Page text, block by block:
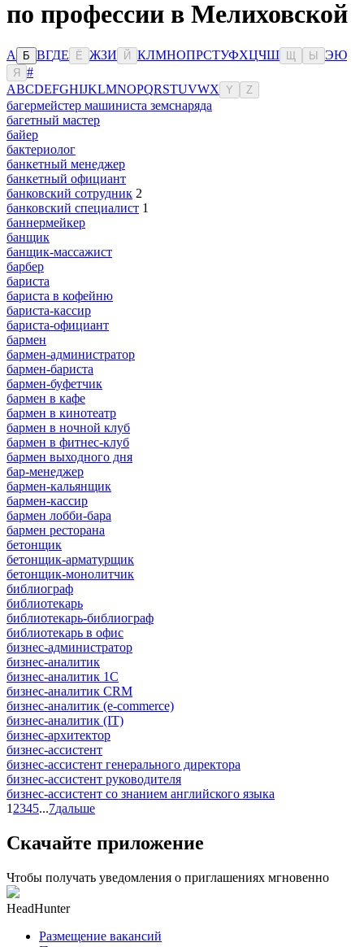
по профессии в Мелиховской
А Б ВГДЕ Ё ЖЗИ Й КЛМНОПРСТУФХЦЧШ Ы ЭЮ
Я
#
ABCDEFGHIJKLMNOPQRSTUVWX Y Z
багермейстер машиниста земснаряда
багетный мастер
байер
бактериолог
банкетный менеджер
банкетный официант
банковский сотрудник 2
банковский специалист 1
баннермейкер
банщик
банщик-массажист
барбер
бариста
бариста в кофейню
бариста-кассир
бариста-официант
бармен
бармен-администратор
бармен-бариста
бармен-буфетчик
бармен в кафе
бармен в кинотеатр
бармен в ночной клуб
бармен в фитнес-клуб
бармен выходного дня
бар-менеджер
бармен-кальянщик
бармен-кассир
бармен лобби-бара
бармен ресторана
бетонщик
бетонщик-арматурщик
бетонщик-монолитчик
библиограф
библиотекарь
библиотекарь-библиограф
библиотекарь в офис
бизнес-администратор
бизнес-аналитик
бизнес-аналитик 1С
бизнес-аналитик CRM
бизнес-аналитик (e-commerce)
бизнес-аналитик (IT)
бизнес-архитектор
бизнес-ассистент
бизнес-ассистент генерального директора
бизнес-ассистент руководителя
бизнес-ассистент со знанием английского языка
1 2345...7дальше
Скачайте приложение
Чтобы получать уведомления о приглашениях мгновенно
HeadHunter
Размещение вакансий